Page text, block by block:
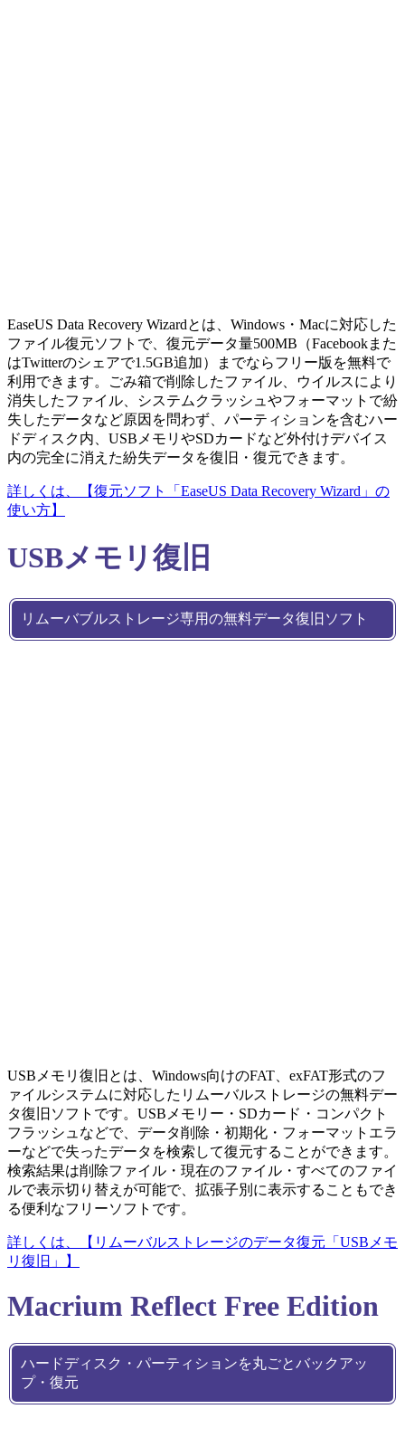
EaseUS Data Recovery Wizardとは、Windows・Macに対応した
ファイル復元ソフトで、復元データ量500MB（Facebookまた
はTwitterのシェアで1.5GB追加）までならフリー版を無料で
利用できます。ごみ箱で削除したファイル、ウイルスにより
消失したファイル、システムクラッシュやフォーマットで紛
失したデータなど原因を問わず、パーティションを含むハー
ドディスク内、USBメモリやSDカードなど外付けデバイス
内の完全に消えた紛失データを復旧・復元できます。
詳しくは、【復元ソフト「EaseUS Data Recovery Wizard」の
使い方】
USBメモリ復旧
リムーバブルストレージ専用の無料データ復旧ソフト
USBメモリ復旧とは、Windows向けのFAT、exFAT形式のフ
ァイルシステムに対応したリムーバルストレージの無料デー
タ復旧ソフトです。USBメモリー・SDカード・コンパクト
フラッシュなどで、データ削除・初期化・フォーマットエラ
ーなどで失ったデータを検索して復元することができます。
検索結果は削除ファイル・現在のファイル・すべてのファイ
ルで表示切り替えが可能で、拡張子別に表示することもでき
る便利なフリーソフトです。
詳しくは、【リムーバルストレージのデータ復元「USBメモ
リ復旧」】
Macrium Reflect Free Edition
ハードディスク・パーティションを丸ごとバックアッ
プ・復元